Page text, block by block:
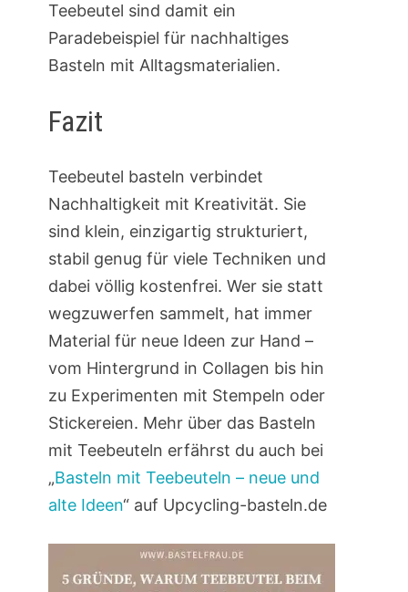
Teebeutel sind damit ein
Paradebeispiel für nachhaltiges
Basteln mit Alltagsmaterialien.
Fazit
Teebeutel basteln verbindet
Nachhaltigkeit mit Kreativität. Sie
sind klein, einzigartig strukturiert,
stabil genug für viele Techniken und
dabei völlig kostenfrei. Wer sie statt
wegzuwerfen sammelt, hat immer
Material für neue Ideen zur Hand –
vom Hintergrund in Collagen bis hin
zu Experimenten mit Stempeln oder
Stickereien. Mehr über das Basteln
mit Teebeuteln erfährst du auch bei
„Basteln mit Teebeuteln – neue und
alte Ideen“ auf Upcycling-basteln.de